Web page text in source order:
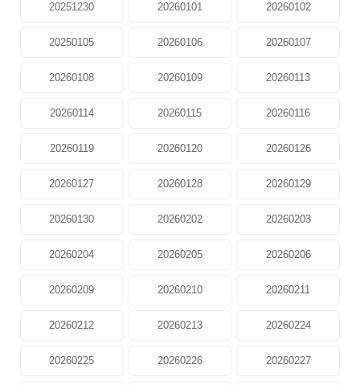
20251230 20260101 20260102
20250105 20260106 20260107
20260108 20260109 20260113
20260114 20260115 20260116
20260119 20260120 20260126
20260127 20260128 20260129
20260130 20260202 20260203
20260204 20260205 20260206
20260209 20260210 20260211
20260212 20260213 20260224
20260225 20260226 20260227